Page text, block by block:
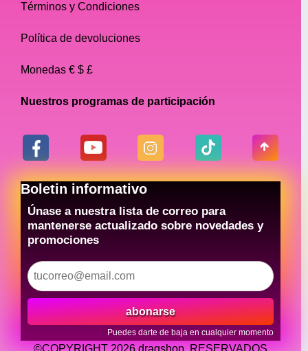
Términos y Condiciones
Política de devoluciones
Monedas € $ £
Nuestros programas de participación
Boletin informativo
Únase a nuestra lista de correo para
mantenerse actualizado sobre novedades y
promociones
abonarse
Puedes darte de baja en cualquier momento